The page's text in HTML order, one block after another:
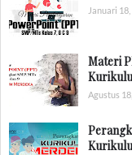
Januari 18,
Materi
Agustus